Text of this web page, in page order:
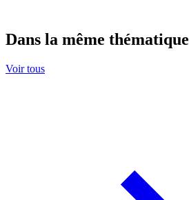
Dans la même thématique
Voir tous